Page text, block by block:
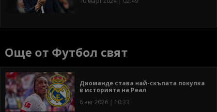
Още от Футбол свят
Диоманде става най-скъпата покупка
в историята на Реал
6 авг 2026 | 10:33